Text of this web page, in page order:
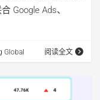
Google Ads、
Global 阅读全文